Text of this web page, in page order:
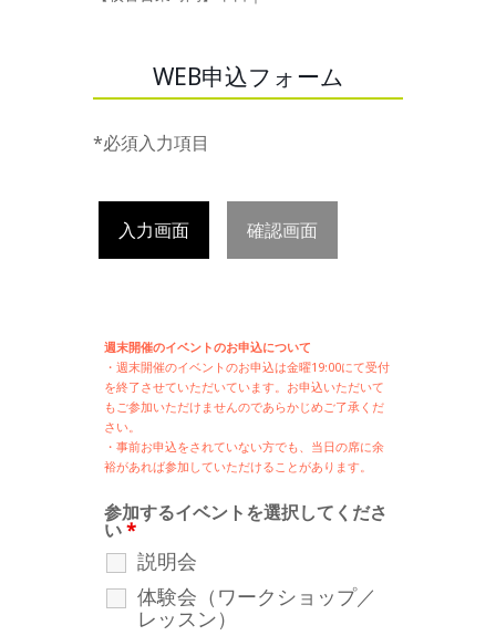
WEB申込フォーム
*必須入力項目
入力画面 確認画面
週末開催のイベントのお申込について
・週末開催のイベントのお申込は金曜19:00にて受付
を終了させていただいています。お申込いただいて
もご参加いただけませんのであらかじめご了承くだ
さい。
・事前お申込をされていない方でも、当日の席に余
裕があれば参加していただけることがあります。
参加するイベントを選択してくださ
い*
説明会
体験会（ワークショップ／
レッスン）